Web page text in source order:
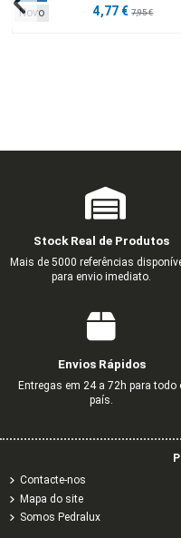
Novo
4,77 €7,95 €
Stock Real de Produtos
Mais de 5000 referências
para envio imediato.
Envios Rápidos
Entregas em 24 a 72h para todo
país.
Contacte-nos
Mapa do site
Somos Pedralux